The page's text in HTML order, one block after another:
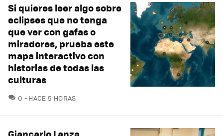
Si quieres leer algo sobre
eclipses que no tenga
que ver con gafas o
miradores, prueba este
mapa interactivo con
historias de todas las
culturas
0 COMENTARIOS
HACE 5 HORAS